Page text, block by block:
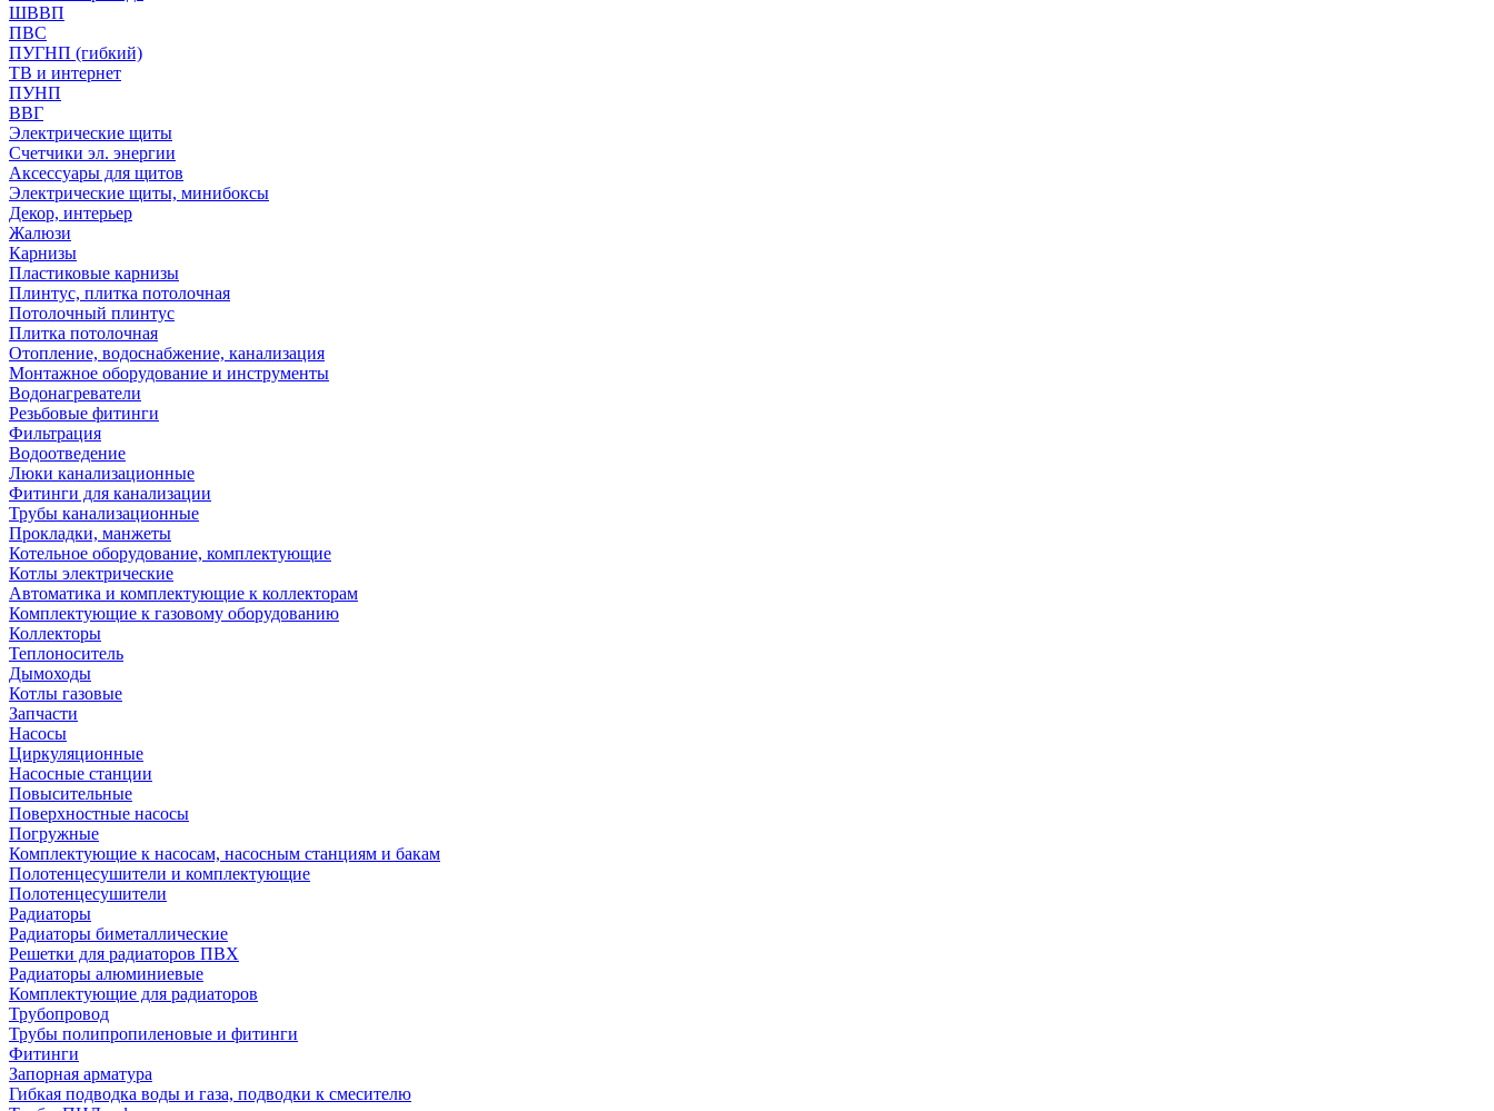
ШВВП
ПВС
ПУГНП (гибкий)
ТВ и интернет
ПУНП
ВВГ
Электрические щиты
Счетчики эл. энергии
Аксессуары для щитов
Электрические щиты, минибоксы
Декор, интерьер
Жалюзи
Карнизы
Пластиковые карнизы
Плинтус, плитка потолочная
Потолочный плинтус
Плитка потолочная
Отопление, водоснабжение, канализация
Монтажное оборудование и инструменты
Водонагреватели
Резьбовые фитинги
Фильтрация
Водоотведение
Люки канализационные
Фитинги для канализации
Трубы канализационные
Прокладки, манжеты
Котельное оборудование, комплектующие
Котлы электрические
Автоматика и комплектующие к коллекторам
Комплектующие к газовому оборудованию
Коллекторы
Теплоноситель
Дымоходы
Котлы газовые
Запчасти
Насосы
Циркуляционные
Насосные станции
Повысительные
Поверхностные насосы
Погружные
Комплектующие к насосам, насосным станциям и бакам
Полотенцесушители и комплектующие
Полотенцесушители
Радиаторы
Радиаторы биметаллические
Решетки для радиаторов ПВХ
Радиаторы алюминиевые
Комплектующие для радиаторов
Трубопровод
Трубы полипропиленовые и фитинги
Фитинги
Запорная арматура
Гибкая подводка воды и газа, подводки к смесителю